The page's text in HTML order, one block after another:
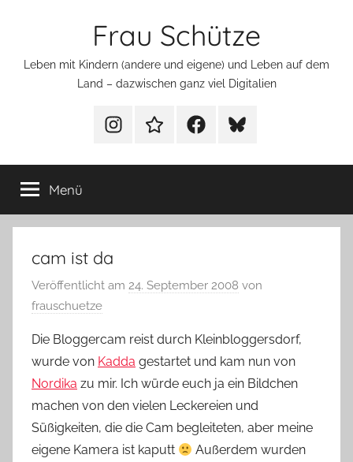
Frau Schütze
Leben mit Kindern (andere und eigene) und Leben auf dem
Land – dazwischen ganz viel Digitalien
MenüeintragMenüeintragMenüeintragMenüeintrag
Menü
cam ist da
Veröffentlicht am 24. September 2008 von
frauschuetze
Die Bloggercam reist durch Kleinbloggersdorf,
wurde von Kadda gestartet und kam nun von
Nordika zu mir. Ich würde euch ja ein Bildchen
machen von den vielen Leckereien und
Süßigkeiten, die die Cam begleiteten, aber meine
eigene Kamera ist kaputt
Außerdem wurden